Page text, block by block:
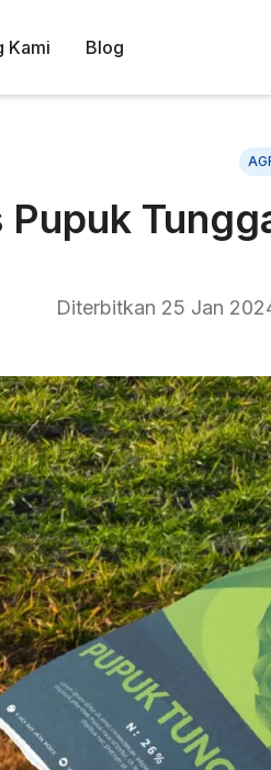
Kami Blog
Diterbitkan 25 Jan